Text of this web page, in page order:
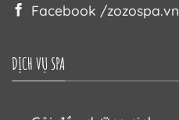
Facebook /zozospa.vn
DỊCH VỤ SPA